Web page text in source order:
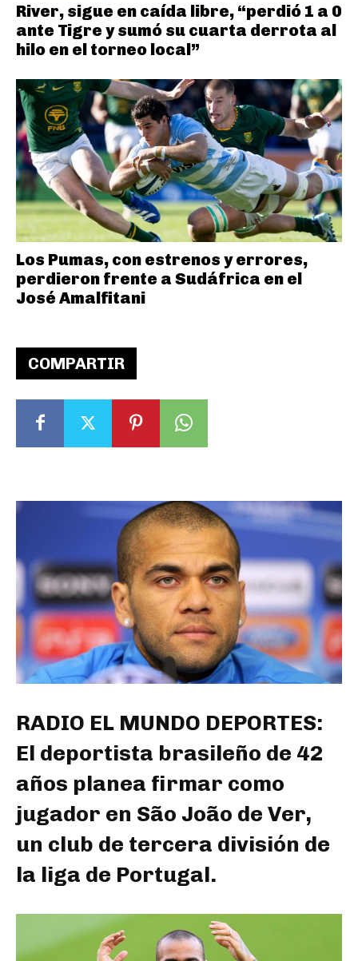
COMPARTIR
RADIO EL MUNDO DEPORTES:
El deportista brasileño de 42
años planea firmar como
jugador en São João de Ver,
un club de tercera división de
la liga de Portugal.
River, sigue en caída libre, “perdió 1 a 0
ante Tigre y sumó su cuarta derrota al
hilo en el torneo local”
Los Pumas, con estrenos y errores,
perdieron frente a Sudáfrica en el
José Amalfitani